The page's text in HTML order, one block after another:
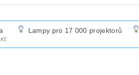
Lampy pro 17 000 projektorů